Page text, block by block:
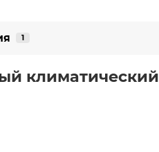
1
климатический